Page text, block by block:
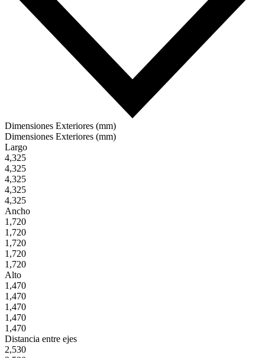
Dimensiones Exteriores (mm)
Dimensiones Exteriores (mm)
Largo
4,325
4,325
4,325
4,325
4,325
Ancho
1,720
1,720
1,720
1,720
1,720
Alto
1,470
1,470
1,470
1,470
1,470
Distancia entre ejes
2,530